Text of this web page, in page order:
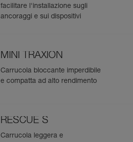
facilitare l'installazione sugli
ancoraggi e sui dispositivi
MINI TRAXION
Carrucola bloccante imperdibile
e compatta ad alto rendimento
RESCUE S
Carrucola leggera e